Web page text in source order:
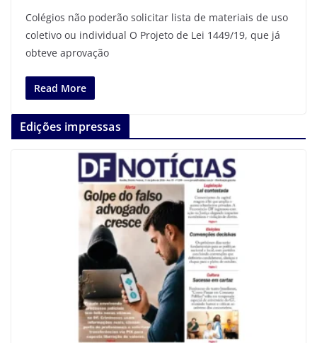
Colégios não poderão solicitar lista de materiais de uso
coletivo ou individual O Projeto de Lei 1449/19, que já
obteve aprovação
Read More
Edições impressas